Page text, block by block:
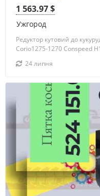
Ужгород
1 563.97 $
Редуктор кутовий до
Corio1275-1270 Conspeed
24 липня